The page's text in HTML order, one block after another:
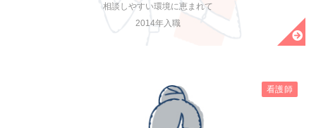
相談しやすい環境に恵まれて
2014年入職
看護師